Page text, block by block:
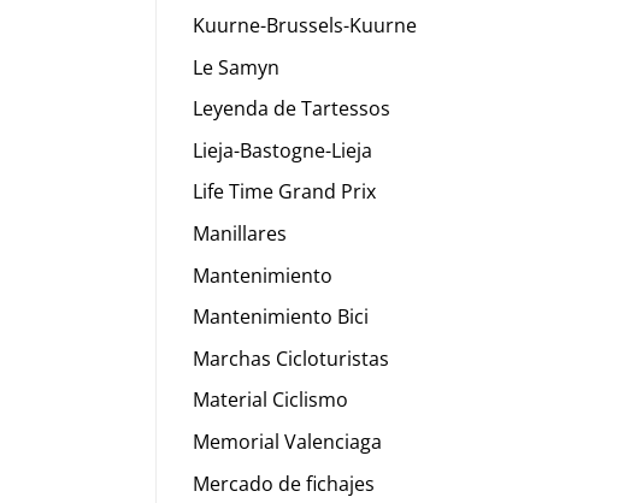
Kuurne-Brussels-Kuurne
Le Samyn
Leyenda de Tartessos
Lieja-Bastogne-Lieja
Life Time Grand Prix
Manillares
Mantenimiento
Mantenimiento Bici
Marchas Cicloturistas
Material Ciclismo
Memorial Valenciaga
Mercado de fichajes